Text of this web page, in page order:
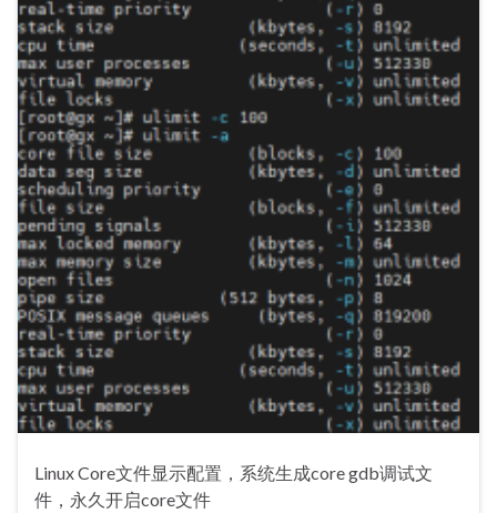
Linux Core文件显示配置，系统生成core gdb调试文
件，永久开启core文件